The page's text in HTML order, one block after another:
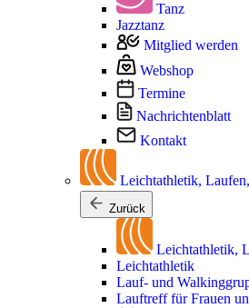
Tanz
Jazztanz
Mitglied werden
Webshop
Termine
Nachrichtenblatt
Kontakt
Leichtathletik,
Zurück
Leichtathletik,
Leichtathletik
Lauf- und
Lauftreff für Frauen